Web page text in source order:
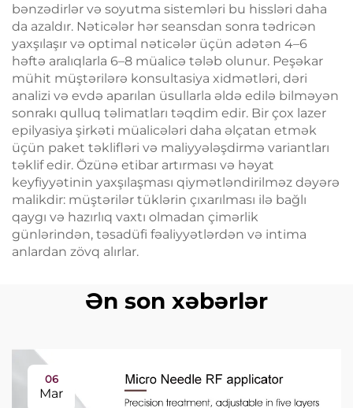
bənzədirlər və soyutma sistemləri bu hissləri daha
da azaldır. Nəticələr hər seansdan sonra tədricən
yaxşılaşır və optimal nəticələr üçün adətən 4–6
həftə aralıqlarla 6–8 müalicə tələb olunur. Peşəkar
mühit müştərilərə konsultasiya xidmətləri, dəri
analizi və evdə aparılan üsullarla əldə edilə bilməyən
sonrakı qulluq təlimatları təqdim edir. Bir çox lazer
epilyasiya şirkəti müalicələri daha əlçatan etmək
üçün paket təklifləri və maliyyələşdirmə variantları
təklif edir. Özünə etibar artırması və həyat
keyfiyyətinin yaxşılaşması qiymətləndirilməz dəyərə
malikdir: müştərilər tüklərin çıxarılması ilə bağlı
qaygı və hazırlıq vaxtı olmadan çimərlik
günlərindən, təsadüfi fəaliyyətlərdən və intima
anlardan zövq alırlar.
Ən son xəbərlər
06
Mar